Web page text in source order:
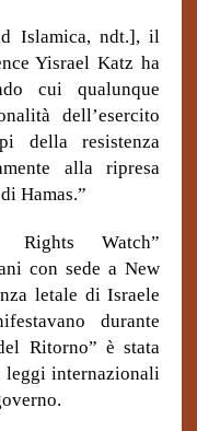
Islamica, ndt.], il
Yisrael Katz ha
cui qualunque
dell’esercito
della resistenza
alla ripresa
Hamas.”
Watch”
con sede a New
letale di Israele
durante
Ritorno” è stata
leggi internazionali